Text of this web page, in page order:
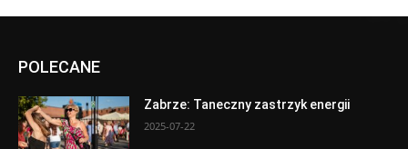
POLECANE
Zabrze: Taneczny zastrzyk energii
2025-07-22